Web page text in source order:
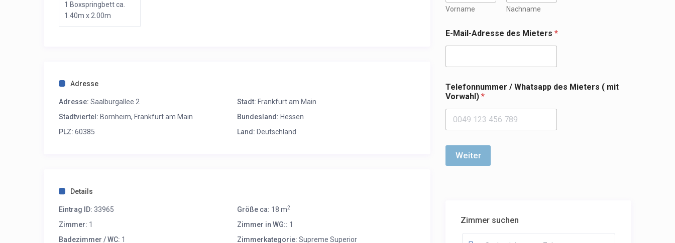
1 Boxspringbett ca.
1.40m x 2.00m
Adresse
Adresse: Saalburgallee 2 Stadt: Frankfurt am Main
Stadtviertel: Bornheim, Frankfurt am Main Bundesland: Hessen
PLZ: 60385 Land: Deutschland
Details
Eintrag ID: 33965 Größe ca: 18 m2
Zimmer: 1 Zimmer in WG:: 1
Badezimmer / WC: 1 Zimmerkategorie: Supreme Superior
Vorname Nachname
E-Mail-Adresse des Mieters *
Telefonnummer / Whatsapp des Mieters ( mit
Vorwahl) *
Weiter
Zimmer suchen